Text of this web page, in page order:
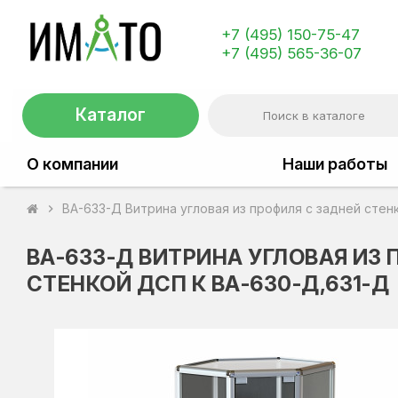
+7 (495) 150-75-47
+7 (495) 565-36-07
Каталог
О компании Наши работы
chevron_right ВА-633-Д Витрина угловая из профиля с задней
ВА-633-Д ВИТРИНА УГЛОВАЯ ИЗ
СТЕНКОЙ ДСП К ВА-630-Д,631-Д